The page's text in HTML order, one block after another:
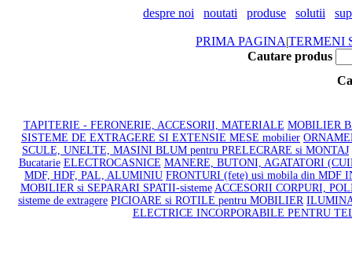
despre noi noutati produse solutii
PRIMA PAGINA|TERMENI
Cautare produs
TAPITERIE - FERONERIE, ACCESORII, MATERIALE MOBILIER
SISTEME DE EXTRAGERE SI EXTENSIE MESE mobilier
SCULE, UNELTE, MASINI BLUM pentru PRELECRARE si MONTAJ
Bucatarie ELECTROCASNICE MANERE, BUTONI, AGATATORI
MDF, HDF, PAL, ALUMINIU FRONTURI (fete) usi mobila din MDF
MOBILIER si SEPARARI SPATII-sisteme ACCESORII CORPURI,
sisteme de extragere PICIOARE si ROTILE pentru MOBILIER
ELECTRICE INCORPORABILE PENTRU